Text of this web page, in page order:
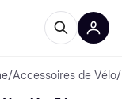
/Accessoires de Vélo/